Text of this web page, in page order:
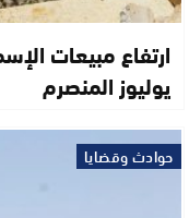
يوليوز المنصرم
حوادث وقضايا